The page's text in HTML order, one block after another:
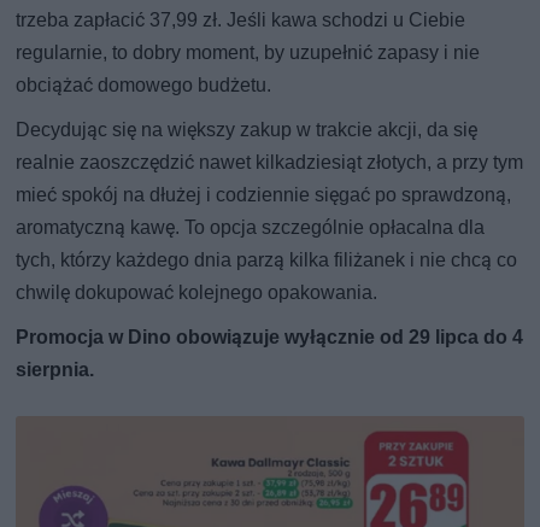
trzeba zapłacić 37,99 zł. Jeśli kawa schodzi u Ciebie
regularnie, to dobry moment, by uzupełnić zapasy i nie
obciążać domowego budżetu.
Decydując się na większy zakup w trakcie akcji, da się
realnie zaoszczędzić nawet kilkadziesiąt złotych, a przy tym
mieć spokój na dłużej i codziennie sięgać po sprawdzoną,
aromatyczną kawę. To opcja szczególnie opłacalna dla
tych, którzy każdego dnia parzą kilka filiżanek i nie chcą co
chwilę dokupować kolejnego opakowania.
Promocja w Dino obowiązuje wyłącznie od 29 lipca do 4
sierpnia.